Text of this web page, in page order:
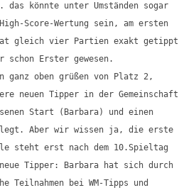
könnte unter Umständen sogar
Score-Wertung sein, am ersten
gleich vier Partien exakt getippt
Erster gewesen.
ganz oben grüßen von Platz 2,
neuen Tipper in der Gemeinschaft
Start (Barbara) und einen
Aber wir wissen ja, die erste
steht erst nach dem 10.Spieltag
Tipper: Barbara hat sich durch
Teilnahmen bei WM-Tipps und